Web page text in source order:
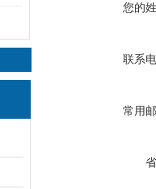
您的
联系
常用